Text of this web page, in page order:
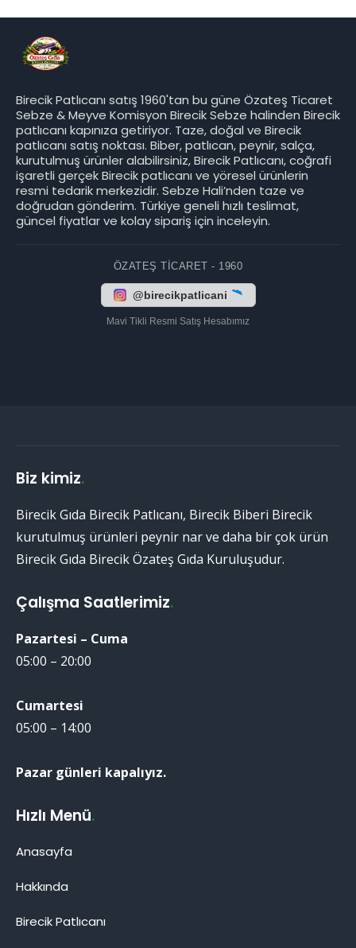
Birecik Patlıcanı satış 1960'tan bu güne Özateş Ticaret
Sebze & Meyve Komisyon Birecik Sebze halinden Birecik
patlıcanı kapınıza getiriyor. Taze, doğal ve Birecik
patlıcanı satış noktası. Biber, patlıcan, peynir, salça,
kurutulmuş ürünler alabilirsiniz, Birecik Patlıcanı, coğrafi
işaretli gerçek Birecik patlıcanı ve yöresel ürünlerin
resmi tedarik merkezidir. Sebze Hali’nden taze ve
doğrudan gönderim. Türkiye geneli hızlı teslimat,
güncel fiyatlar ve kolay sipariş için inceleyin.
ÖZATEŞ TICARET - 1960
@birecikpatlicani
Mavi Tikli Resmi Satış Hesabımız
Biz kimiz.
Birecik Gıda Birecik Patlıcanı, Birecik Biberi Birecik
kurutulmuş ürünleri peynir nar ve daha bir çok ürün
Birecik Gıda Birecik Özateş Gıda Kuruluşudur.
Çalışma Saatlerimiz.
Pazartesi – Cuma
05:00 – 20:00
Cumartesi
05:00 – 14:00
Pazar günleri kapalıyız.
Hızlı Menü.
Anasayfa
Hakkında
Birecik Patlıcanı